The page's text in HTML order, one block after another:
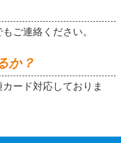
ご連絡ください。
か？
ード対応しておりま